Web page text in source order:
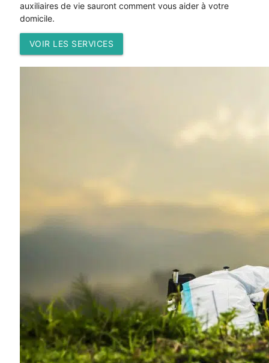
auxiliaires de vie sauront comment vous aider à votre
domicile.
VOIR LES SERVICES